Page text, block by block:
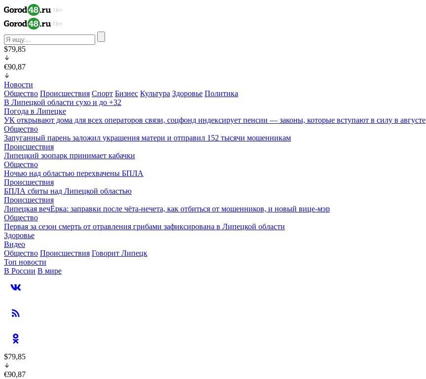
$79,85
€90,87
Новости
Общество Происшествия Спорт Бизнес Культура Здоровье Политика
В Липецкой области сухо и до +32
Погода в Липецке
УК открывают дома для всех операторов связи, соцфонд индексирует пенсии — законы, которые вступают в силу в августе
Общество
Запуганный парень заложил украшения матери и отправил 152 тысячи мошенникам
Происшествия
Липецкий зоопарк принимает кабачки
Общество
Ночью над областью перехвачены БПЛА
Происшествия
БПЛА сбиты над Липецкой областью
Происшествия
Липецкая вечЁрка: заправки после чёта-нечета, как отбиться от мошенников, и новый вице-мэр
Общество
Первая за сезон смерть от отравления грибами зафиксирована в Липецкой области
Здоровье
Видео
Общество Происшествия Говорит Липецк
Топ новости
В России В мире
$79,85
€90,87